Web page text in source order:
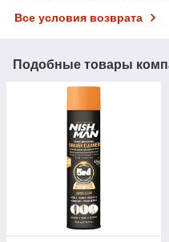
Все условия возврата
Подобные товары